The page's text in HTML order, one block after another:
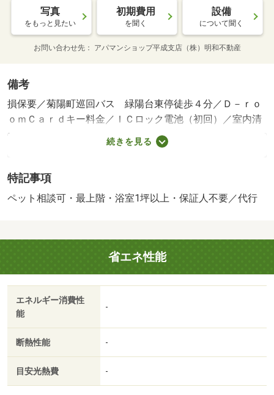
写真
をもっと見たい
初期費用
を聞く
設備
について聞く
お問い合わせ先 アパマンショップ平成支店（株）明和不動産
備考
損保要／菊陽町巡回バス 緑陽台東停徒歩４分／Ｄ－ｒｏ
ｏｍＣａｒｄキー料金／ＩＣロック電池（初回）／室内清
掃費用等／保証会社利用必：機関保証加入必須。 機関保
証料は月額賃料等総額の３．４％＋８００円／月（その他
算※故意・過失等別途実費］本物件はＺＥＨ‐Ｍ物件です。
詳細はＺＥＨ‐Ｍ情報をご確認ください。※本建物はＢＥＬ
ラスト／バストイレ別／バルコニー／エアコン／フローリ
ング／シャワー付洗面台／ＴＶインターホン／浴室乾燥機
／オートロック／室内洗濯置／シューズボックス／システ
ムキッチン／追焚機能浴室／温水洗浄便座／駐輪場／宅配
ボックス／即入居可／最上階／敷金不要／対面式キッチン
／防犯カメラ／ペット相談／ＩＨクッキングヒーター／照
料不要／築２年以内／築３年以内／浴室１坪以上／トイレ
未使用／築５年以内／セキュリティ会社加入済／都市ガス
／ＢＳ／礼金２ヶ月／保証会社利用可／菊陽町役場（役
続きを見る
特記事項
ペット相談可・最上階・浴室1坪以上・保証人不要／代行
省エネ性能
エネルギー消費性
能
-
断熱性能 -
目安光熱費 -